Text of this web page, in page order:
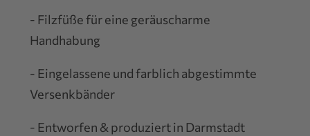
- Filzfüße für eine geräuscharme
Handhabung
- Eingelassene und farblich abgestimmte
Versenkbänder
- Entworfen & produziert in Darmstadt